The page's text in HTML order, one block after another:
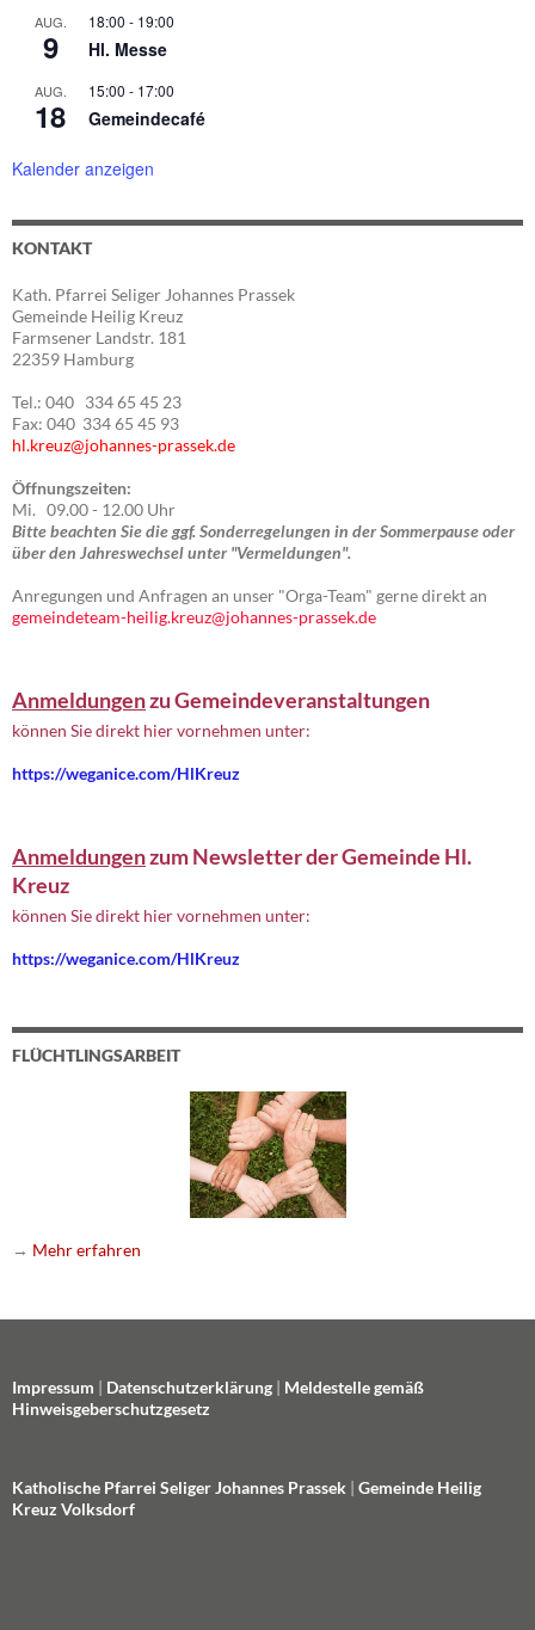
AUG.
9
18:00 - 19:00
Hl. Messe
AUG.
18
15:00 - 17:00
Gemeindecafé
Kalender anzeigen
KONTAKT
Kath. Pfarrei Seliger Johannes Prassek
Gemeinde Heilig Kreuz
Farmsener Landstr. 181
22359 Hamburg
Tel.: 040 334 65 45 23
Fax: 040 334 65 45 93
hl.kreuz@johannes-prassek.de
Öffnungszeiten:
Mi. 09.00 - 12.00 Uhr
Bitte beachten Sie die ggf. Sonderregelungen in der Sommerpause oder
über den Jahreswechsel unter "Vermeldungen".
Anregungen und Anfragen an unser "Orga-Team" gerne direkt an
gemeindeteam-heilig.kreuz@johannes-prassek.de
Anmeldungenzu Gemeindeveranstaltungen
können Sie direkt hier vornehmen unter:
https://weganice.com/HlKreuz
Anmeldungenzum Newsletter der Gemeinde Hl.
Kreuz
können Sie direkt hier vornehmen unter:
https://weganice.com/HlKreuz
FLÜCHTLINGSARBEIT
→ Mehr erfahren
Impressum | Datenschutzerklärung | Meldestelle gemäß
Hinweisgeberschutzgesetz
Katholische Pfarrei Seliger Johannes Prassek | Gemeinde Heilig
Kreuz Volksdorf